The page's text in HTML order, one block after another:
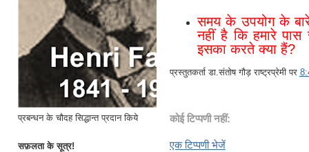
प्रबन्धन के चौदह सिद्धान्त प्रदान किये
सफ़लता के सूत्र!
समय के उपयोग के
नहीं है कि हमारे
इसका करते क्या हैं? -
प्रस्तुतकर्ताडा.संतोष गौड़ राष्ट्रप्रेमी पर
कोई टिप्पणी नहीं:
एक टिप्पणी भेजें